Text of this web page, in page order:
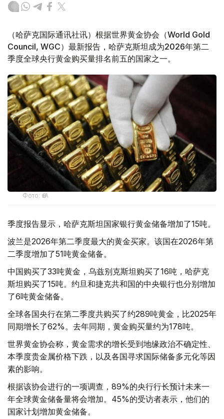
（哈萨克国际通讯社讯）根据世界黄金协会（World Gold
Council, WGC）最新报告，哈萨克斯坦成为2026年第二
季度全球央行黄金购买量排名前五的国家之一。
Фото: ӨзА
季度报告显示，哈萨克斯坦国家银行黄金储备增加了15吨。
波兰是2026年第二季度最大的黄金买家。该国在2026年第
二季度增加了51吨黄金储备。
中国购买了33吨黄金，乌兹别克斯坦购买了16吨，哈萨克
斯坦购买了15吨。约旦和捷克共和国的中央银行也分别增加
了6吨黄金储备。
全球各国央行在第二季度共购买了约289吨黄金，比2025年
同期增长了62%。去年同期，黄金购买量约为178吨。
世界黄金协会称，黄金需求的增长受到地缘政治不确定性、
本季度贵金属价格下跌，以及各国寻求国际储备多元化等因
素的影响。
根据该协会进行的一项调查，89%的央行行长预计未来一
年全球黄金储备量将会增加。45%的受访者表示，他们的
国家计划增加黄金储备。